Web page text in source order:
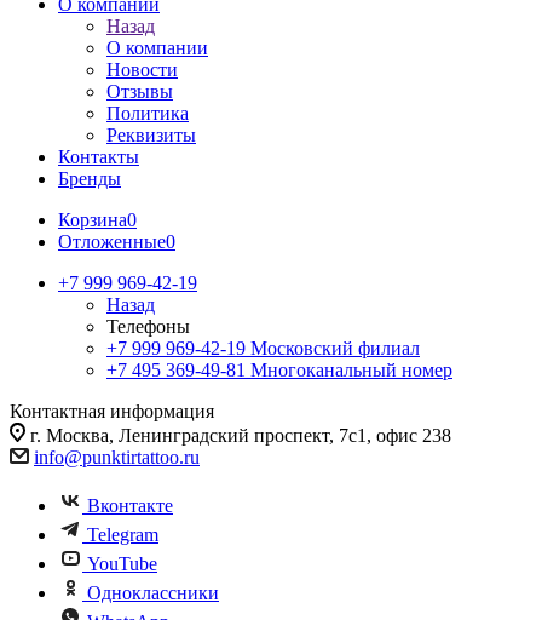
О компании
Назад
О компании
Новости
Отзывы
Политика
Реквизиты
Контакты
Бренды
Корзина0
Отложенные0
+7 999 969-42-19
Назад
Телефоны
+7 999 969-42-19 Московский филиал
+7 495 369-49-81 Многоканальный номер
Контактная информация
г. Москва, Ленинградский проспект, 7с1, офис 238
info@punktirtattoo.ru
Вконтакте
Telegram
YouTube
Одноклассники